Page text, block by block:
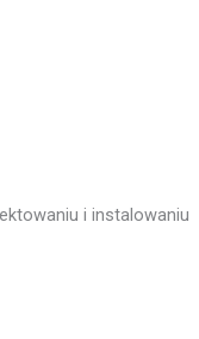
i instalowaniu